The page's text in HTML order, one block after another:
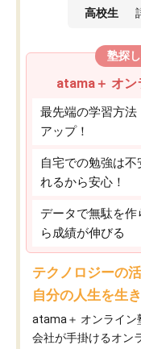
高校生
塾探
atama＋ オン
最先端の学習方
アップ！
自宅での勉強は
れるから安心！
データで無駄を
ら成績が伸びる
テクノロジーの
自分の人生を生
atama＋ オンライ
会社が手掛けるオン